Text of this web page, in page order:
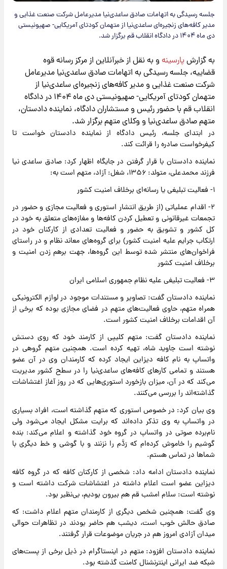
جلسه رسیدگی به اتهامات صادق ساعدی‌نیا مدیرعامل شرکت صنعت غذایی و
مدیر کافه‌های زنجیره‌ای ساعدی‌نیا از متهمان کودتای آمریکایی- صهیونیستی
دی ماه ۱۴۰۴ در دادگاه انقلاب قم برگزار شد.
به گزارشپارسینهو به نقل از خبرآنلاین از مرکز رسانه قوه
قضاییه، جلسه رسیدگی به اتهامات صادق ساعدی‌نیا مدیرعامل
شرکت صنعت غذایی و مدیر کافه‌های زنجیره‌ای ساعدی‌نیا از
متهمان کودتای آمریکایی- صهیونیستی دی ماه ۱۴۰۴ در دادگاه
انقلاب قم با حضور رئیس و مستشاران دادگاه، نماینده دادستان،
متهم صادق ساعدی‌نیا و وکلای متهم برگزار شد.
در ابتدای جلسه، رئیس دادگاه از نماینده دادستان خواست تا
کیفرخواست صادره را قرائت کند.
نماینده دادستان با قرار گرفتن در جایگاه اظهار کرد: صادق ساعدی نیا
فرزند محمدعلی، متولد: ۱۳۵۶، شغل: آزاد، متهم است به:
۲- اقدام عملیاتی (از طریق انتشار استوری و فعالیت مجازی و حضور در
تجمعات غیرقانونی و تعطیل کردن کافه‌ها و مغازه‌های متعلق به خود در
کل کشور و تشویق به حضور و فعالیت تعدادی از کارکنان خود در
ارتکاب جرایم علیه امنیت کشور) برای گروه‌های معاند نظام و در راستای
فراخوان‌های منتشر شده توسط این گروه‌ها، جهت برهم زدن امنیت و
برخلاف امنیت کشور
نماینده دادستان گفت: تصاویر و مستندات موجود در لوازم الکترونیکی
همراه متهم، حاوی فعالیت‌های متهم در فضای مجازی بوده که برخی از
آن اقدامات برخلاف امنیت کشور است.
نماینده دادستان گفت: متهم کلیپی از کارمند خود که روی دستش
نوشته است جاوید شاه، تهیه کرده است. همچنین متهم گروهی در
واتساپ به نام کافه دیزاین ایجاد کرده که کارمندان وی در آن عضو
هستند و تمامی کارهای کافه‌های ساعدی‌نیا را در سطح کشور مدیریت
می‌کند که در آن، میزان بازخورد استوری‌هایی که در روز آغاز اغتشاشات
گذاشته‌اند را بررسی می‌کنند.
وی بیان کرد: در خصوص استوری که متهم گذاشته است، افراد بسیاری
در واتساپ به وی تذکر داده‌اند که برایت مشکل ایجاد می‌شود ولی
نام‌برده صوتی در واتساپ در گروه خود گذاشته و اعلام می‌کند: بنده
گوشیم را خاموش کرده‌ام که رَدَّم را نزنند و با گوشی و خط دیگری با
شماها در تماس هستم.
نماینده دادستان ادامه داد: شخصی از کارکنان کافه که در گروه کافه
دیزاین عضو است اعلام داشته در اغتشاشات شرکت داشته است و
نوشته است: سلام امشب قم هم بیرون بودیم، بی‌نظیر بود.
وی گفت: همچنین شخص دیگری از کارمندان متهم اعلام داشت: که
صادق حالش خوب است، دیشب هم حاضر بودند در تظاهرات حوالی
میدان آزادی امروز هم در جریان موضوعات قرار گرفتند.
نماینده دادستان افزود: متهم در اینستاگرام در ذیل برخی از پست‌های
شبکه ضد ایرانی اینترنشنال کامنت گذشته بود.